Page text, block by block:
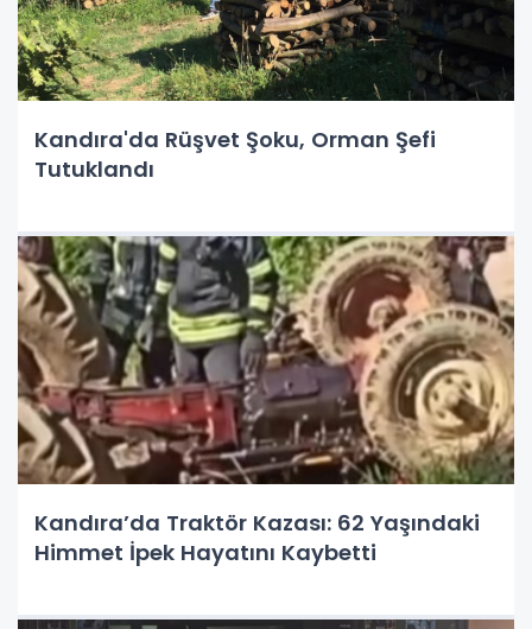
Kandıra'da Rüşvet Şoku, Orman Şefi
Tutuklandı
Kandıra’da Traktör Kazası: 62 Yaşındaki
Himmet İpek Hayatını Kaybetti